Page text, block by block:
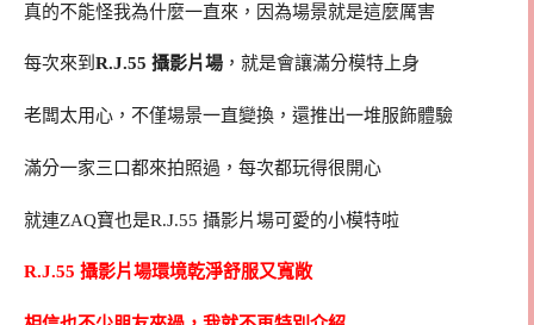
真的不能怪我為什麼一直來，因為場景就是這麼厲害
每次來到 R.J.55 攝影片場 ，就是會讓滿分模特上身
老闆太用心，不僅場景一直變換，還推出一堆服飾體驗
滿分一家三口都來拍照過，每次都玩得很開心
就連ZAQ寶也是R.J.55 攝影片場可愛的小模特啦
R.J.55 攝影片場環境乾淨舒服又寬敞